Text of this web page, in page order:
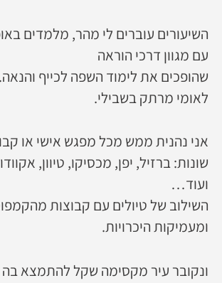
השיעורים עוברים לי מהר, מלמדים
עם מגוון דרכי הוראה
שהופכים את לימוד השפה לכייף
לאומי מרתק בשבילי.
אני נהנית ממש מכל מפגש אישי או
שונות: ברזיל, יפן, מכסיקו, טיוון,
ועוד…
השילוב של טיולים עם קבוצות
ומעמיקות היכרויות.
ונקובר עיר מקסימה שקל להתמצא בה